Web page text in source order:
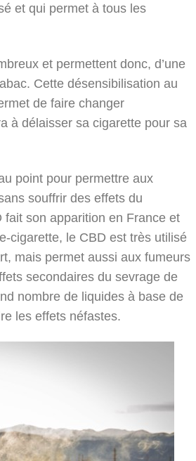
et qui permet à tous les
et permettent donc, d’une
Cette désensibilisation au
de faire changer
à délaisser sa cigarette pour sa
point pour permettre aux
souffrir des effets du
son apparition en France et
cigarette, le CBD est très utilisé
mais permet aussi aux fumeurs
secondaires du sevrage de
nombre de liquides à base de
les effets néfastes.